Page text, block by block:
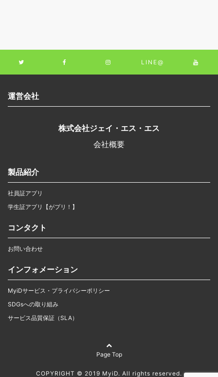
LINE@
運営会社
株式会社ジェイ・エス・エス
会社概要
製品紹介
社員証アプリ
学生証アプリ【がプリ！】
コンタクト
お問い合わせ
インフォメーション
MyiDサービス・プライバシーポリシー
SDGsへの取り組み
サービス品質保証（SLA）
Page Top
COPYRIGHT © 2019 MyiD. All rights reserved.